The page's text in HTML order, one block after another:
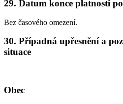
29. Datum konce platnosti
Bez časového omezení.
30. Případná upřesnění a
situace
Obec